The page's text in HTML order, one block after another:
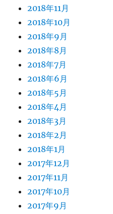
2018年11月
2018年10月
2018年9月
2018年8月
2018年7月
2018年6月
2018年5月
2018年4月
2018年3月
2018年2月
2018年1月
2017年12月
2017年11月
2017年10月
2017年9月